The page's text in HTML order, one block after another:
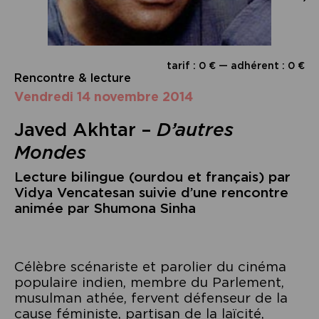
tarif : 0 € — adhérent : 0 €
Rencontre & lecture
vendredi 14 novembre 2014
Javed Akhtar – D’autres
Mondes
Lecture bilingue (ourdou et français) par
Vidya Vencatesan suivie d’une rencontre
animée par Shumona Sinha
Célèbre scénariste et parolier du cinéma
populaire indien, membre du Parlement,
musulman athée, fervent défenseur de la
cause féministe, partisan de la laïcité,